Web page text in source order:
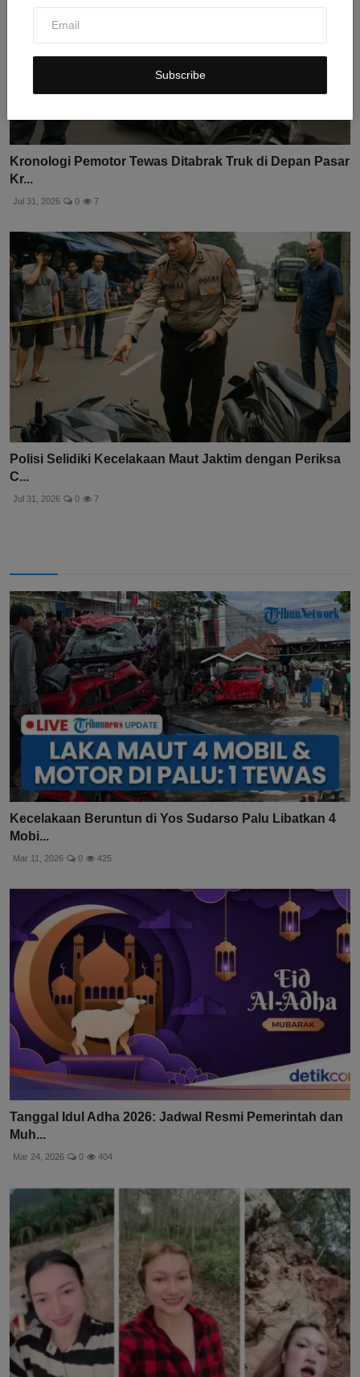
Subscribe
Kronologi Pemotor Tewas Ditabrak Truk di Depan Pasar
Kr...
Jul 31, 2026 0 7
Polisi Selidiki Kecelakaan Maut Jaktim dengan Periksa
C...
Jul 31, 2026 0 7
Kecelakaan Beruntun di Yos Sudarso Palu Libatkan 4
Mobi...
Mar 11, 2026 0 425
Tanggal Idul Adha 2026: Jadwal Resmi Pemerintah dan
Muh...
Mar 24, 2026 0 404